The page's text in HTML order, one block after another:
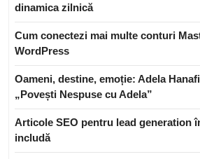
dinamica zilnică
Cum conectezi mai multe conturi
WordPress
Oameni, destine, emoție: Adela
„Povești Nespuse cu Adela”
Articole SEO pentru lead generation
includă